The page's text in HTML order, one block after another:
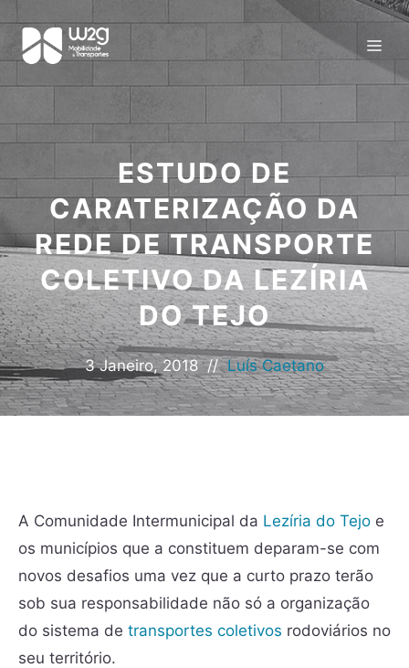
ESTUDO DE
CARATERIZAÇÃO DA
REDE DE TRANSPORTE
COLETIVO DA LEZÍRIA
DO TEJO
3 Janeiro, 2018 // Luís Caetano
A Comunidade Intermunicipal da Lezíria do Tejo e
os municípios que a constituem deparam-se com
novos desafios uma vez que a curto prazo terão
sob sua responsabilidade não só a organização
do sistema de transportes coletivos rodoviários no
seu território.